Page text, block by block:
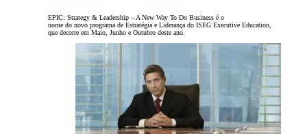
EPIC: Strategy & Leadership – A New Way To Do Business é o
nome do novo programa de Estratégia e Liderança do ISEG Executive Education,
que decorre em Maio, Junho e Outubro deste ano.